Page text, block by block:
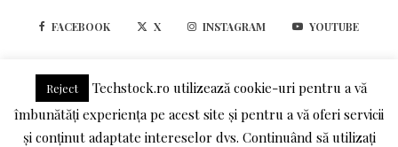
FACEBOOK X INSTAGRAM YOUTUBE
LINKEDIN
TERMENI SI CONDITII POLITICA DE CONFIDENTIALITATE
Reject
Techstock.ro utilizează cookie-uri pentru a vă
îmbunătăți experiența pe acest site și pentru a vă oferi servicii
și conținut adaptate intereselor dvs. Continuând să utilizați